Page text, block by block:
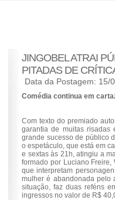
JINGOBEL ATRAI
PITADAS DE
Data da Postagem: 15/
Comédia continua em
Com texto do premiado
garantia de muitas risadas
grande sucesso de público
o espetáculo, que está em
e sextas às 21h, atingiu a
formado por Luciano Freire,
que interpretam
mulher é abandonada pelo
situação, faz duas reféns
ingressos no valor de R$